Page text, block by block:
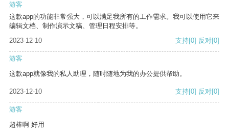
游客
这款app的功能非常强大，可以满足我所有的工作需求。我可以使用它来
编辑文档、制作演示文稿、管理日程安排等。
2023-12-10
支持[0] 反对[0]
游客
这款app就像我的私人助理，随时随地为我的办公提供帮助。
2023-12-10 支持[0] 反对[0]
游客
超棒啊 好用